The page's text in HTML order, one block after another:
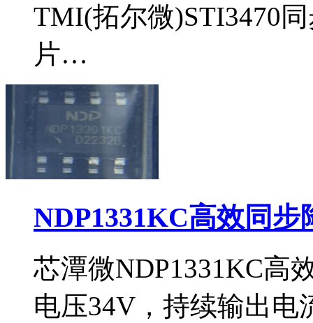
TMI(拓尔微)STI3470
片…
NDP1331KC高效同
芯潭微NDP1331KC高
电压34V，持续输出